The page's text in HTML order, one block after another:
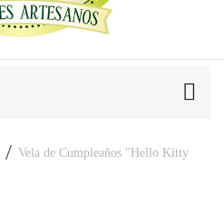
Vela de Cumpleaños "Hello Kitty